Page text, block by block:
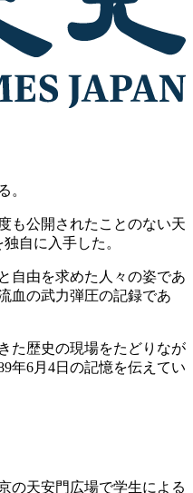
。
も公開されたことのない天
自に入手した。
自由を求めた人々の姿であ
血の武力弾圧の記録であ
た歴史の現場をたどりなが
年6月4日の記憶を伝えてい
の天安門広場で学生による